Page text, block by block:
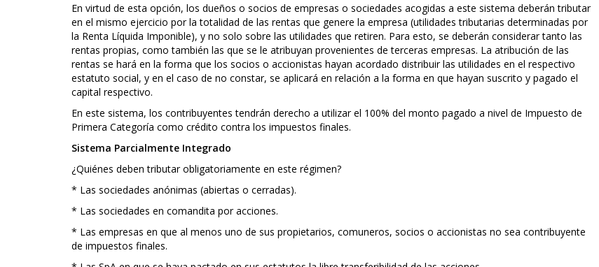
En virtud de esta opción, los dueños o socios de empresas o sociedades acogidas a este sistema deberán tributar
en el mismo ejercicio por la totalidad de las rentas que genere la empresa (utilidades tributarias determinadas por
la Renta Líquida Imponible), y no solo sobre las utilidades que retiren. Para esto, se deberán considerar tanto las
rentas propias, como también las que se le atribuyan provenientes de terceras empresas. La atribución de las
rentas se hará en la forma que los socios o accionistas hayan acordado distribuir las utilidades en el respectivo
estatuto social, y en el caso de no constar, se aplicará en relación a la forma en que hayan suscrito y pagado el
capital respectivo.
En este sistema, los contribuyentes tendrán derecho a utilizar el 100% del monto pagado a nivel de Impuesto de
Primera Categoría como crédito contra los impuestos finales.
Sistema Parcialmente Integrado
¿Quiénes deben tributar obligatoriamente en este régimen?
* Las sociedades anónimas (abiertas o cerradas).
* Las sociedades en comandita por acciones.
* Las empresas en que al menos uno de sus propietarios, comuneros, socios o accionistas no sea contribuyente
de impuestos finales.